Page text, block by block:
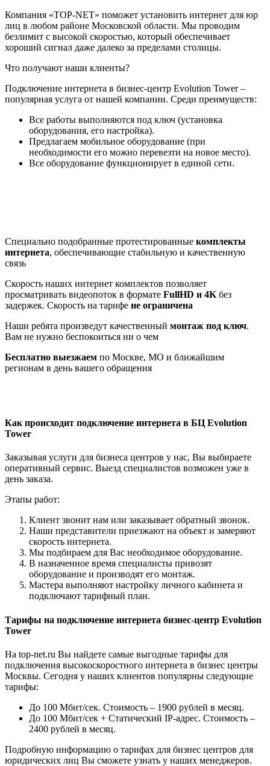
Компания «TOP-NET» поможет установить интернет для юр
лиц в любом районе Московской области. Мы проводим
безлимит с высокой скоростью, который обеспечивает
хороший сигнал даже далеко за пределами столицы.
Что получают наши клиенты?
Подключение интернета в бизнес-центр Evolution Tower –
популярная услуга от нашей компании. Среди преимуществ:
Все работы выполняются под ключ (установка
оборудования, его настройка).
Предлагаем мобильное оборудование (при
необходимости его можно перевезти на новое место).
Все оборудование функционирует в единой сети.
Специально подобранные протестированные комплекты
интернета, обеспечивающие стабильную и качественную
связь
Скорость наших интернет комплектов позволяет
просматривать видеопоток в формате FullHD и 4K без
задержек. Скорость на тарифе не ограничена
Наши ребята произведут качественный монтаж под ключ.
Вам не нужно беспокоиться ни о чем
Бесплатно выезжаем по Москве, МО и ближайшим
регионам в день вашего обращения
Как происходит подключение интернета в БЦ Evolution
Tower
Заказывая услуги для бизнеса центров у нас, Вы выбираете
оперативный сервис. Выезд специалистов возможен уже в
день заказа.
Этапы работ:
Клиент звонит нам или заказывает обратный звонок.
Наши представители приезжают на объект и замеряют
скорость интернета.
Мы подбираем для Вас необходимое оборудование.
В назначенное время специалисты привозят
оборудование и производят его монтаж.
Мастера выполняют настройку личного кабинета и
подключают тарифный план.
Тарифы на подключение интернета бизнес-центр Evolution
Tower
На top-net.ru Вы найдете самые выгодные тарифы для
подключения высокоскоростного интернета в бизнес центры
Москвы. Сегодня у наших клиентов популярны следующие
тарифы:
До 100 Мбит/сек. Стоимость – 1900 рублей в месяц.
До 100 Мбит/сек + Статический IP-адрес. Стоимость –
2400 рублей в месяц.
Подробную информацию о тарифах для бизнес центров для
юридических лиц Вы сможете узнать у наших менеджеров.